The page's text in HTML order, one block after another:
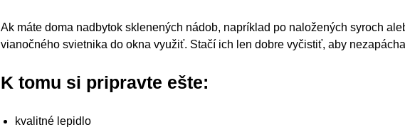
Ak máte doma nadbytok sklenených nádob, napríklad po naložených syroch
vianočného svietnika do okna využiť. Stačí ich len dobre vyčistiť, aby
K tomu si pripravte ešte:
kvalitné lepidlo